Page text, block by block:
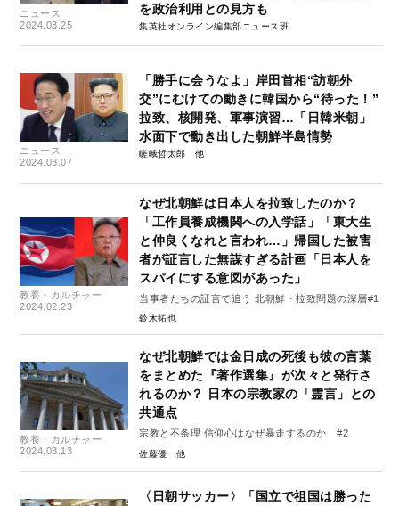
ニュース
2024.03.25
を政治利用との見方も
集英社オンライン編集部ニュース班
ニュース
2024.03.07
「勝手に会うなよ」岸田首相“訪朝外
交”にむけての動きに韓国から“待った！”
拉致、核開発、軍事演習…「日韓米朝」
水面下で動き出した朝鮮半島情勢
嵯峨哲太郎
教養・カルチャー
2024.02.23
なぜ北朝鮮は日本人を拉致したのか？
「工作員養成機関への入学話」「東大生
と仲良くなれと言われ…」帰国した被害
者が証言した無謀すぎる計画「日本人を
スパイにする意図があった」
当事者たちの証言で追う 北朝鮮・拉致問題の深層#1
鈴木拓也
教養・カルチャー
2024.03.13
なぜ北朝鮮では金日成の死後も彼の言葉
をまとめた『著作選集』が次々と発行さ
れるのか？ 日本の宗教家の「霊言」との
共通点
宗教と不条理 信仰心はなぜ暴走するのか #2
佐藤優
〈日朝サッカー〉「国立で祖国は勝った